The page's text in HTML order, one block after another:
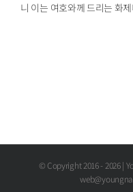
니 이는 여호와께 드리는 화
© Copyright 2016 - 2026 |